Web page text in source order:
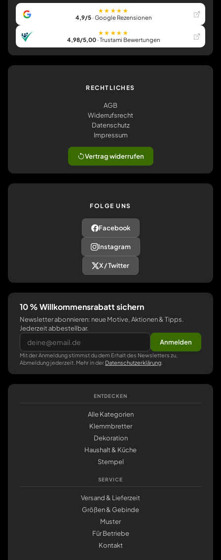
★★★★★
4,9/5· Google Rezensionen
★★★★★
4,98/5,00· Trustami Bewertungen
RECHTLICHES
AGB
Widerrufsrecht
Datenschutz
Impressum
Vertrag widerrufen
FOLGE UNS
Facebook
Instagram
X / Twitter
10 % Willkommensrabatt sichern
Newsletter abonnieren: neue Motive, Aktionen & Tipps.
Jederzeit abbestellbar.
Anmelden
Mit der Anmeldung stimmst du dem Erhalt des Newsletters zu,
Abmeldung jederzeit. Mehr in der Datenschutzerklärung
ENTDECKEN
Alle Kategorien
Klemmbretter
Dekoration
Haushalt & Küche
Stempel
SERVICE
Versand & Lieferzeit
Größen & Gebinde
Muster
Für Betriebe
Kontakt